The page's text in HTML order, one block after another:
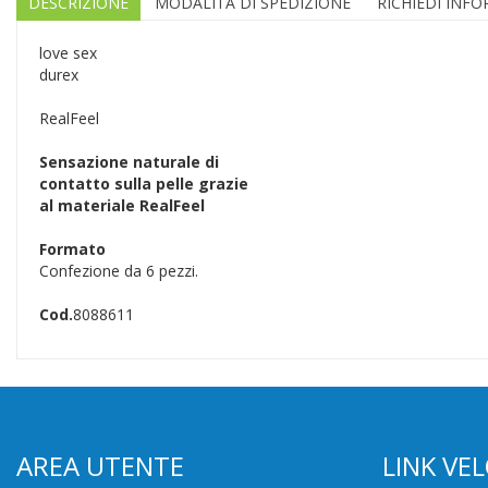
love sex
durex
RealFeel
Sensazione naturale di
contatto sulla pelle grazie
al materiale RealFeel
Formato
Confezione da 6 pezzi.
Cod.8088611
AREA UTENTE LINK